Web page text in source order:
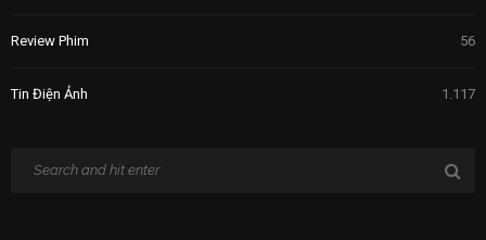
Review Phim 56
Tin Điện Ảnh 1.117